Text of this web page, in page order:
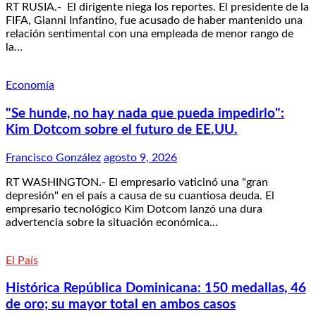
RT RUSIA.- El dirigente niega los reportes. El presidente de la
FIFA, Gianni Infantino, fue acusado de haber mantenido una
relación sentimental con una empleada de menor rango de
la…
Economía
"Se hunde, no hay nada que pueda impedirlo":
Kim Dotcom sobre el futuro de EE.UU.
Francisco González agosto 9, 2026
RT WASHINGTON.- El empresario vaticinó una "gran
depresión" en el país a causa de su cuantiosa deuda. El
empresario tecnológico Kim Dotcom lanzó una dura
advertencia sobre la situación económica…
El País
Histórica República Dominicana: 150 medallas, 46
de oro; su mayor total en ambos casos